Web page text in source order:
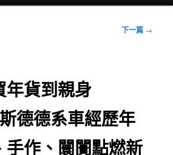
下一篇 →
年貨到親身
德德系車經歷年
手作、闤闠點燃新